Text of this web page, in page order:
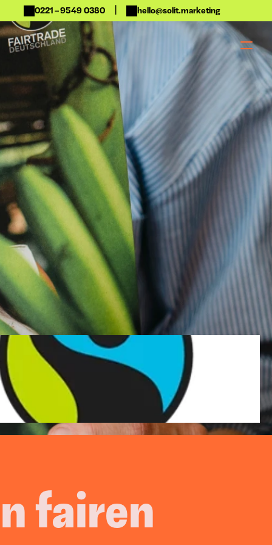
0221 – 9549 0380 hello@solit.marketing
& Dinner
/ Show-
Analyse
Dashboard &
Reportings
Tracking Setup
Google Analytics 4
Content Creation
Fotos, Videos & Ads
fairen